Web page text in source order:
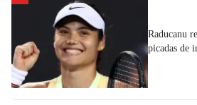
Raducanu
picadas de